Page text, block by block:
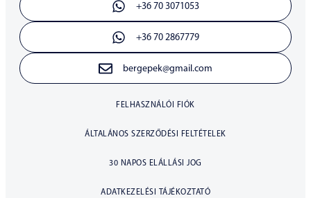
+36 70 3071053
+36 70 2867779
bergepek@gmail.com
FELHASZNÁLÓI FIÓK
ÁLTALÁNOS SZERZŐDÉSI FELTÉTELEK
30 NAPOS ELÁLLÁSI JOG
ADATKEZELÉSI TÁJÉKOZTATÓ